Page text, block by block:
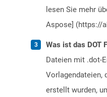
lesen Sie mehr
Aspose] (https://
Was ist das DOT
Dateien mit .dot-
Vorlagendateien,
erstellt wurden,